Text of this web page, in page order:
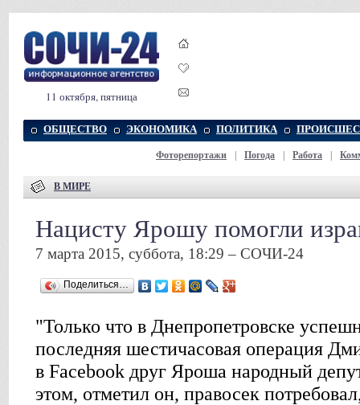
11 октября, пятница
ОБЩЕСТВО ЭКОНОМИКА ПОЛИТИКА
Фоторепортажи Погода Работа
В МИРЕ
Нацисту Ярошу помогли
7 марта 2015, суббота, 18:29 – СОЧИ-24
Поделиться…
"Только что в Днепропетровске
последняя шестичасовая операция
в Facebook друг Яроша народный
этом, отметил он, правосек